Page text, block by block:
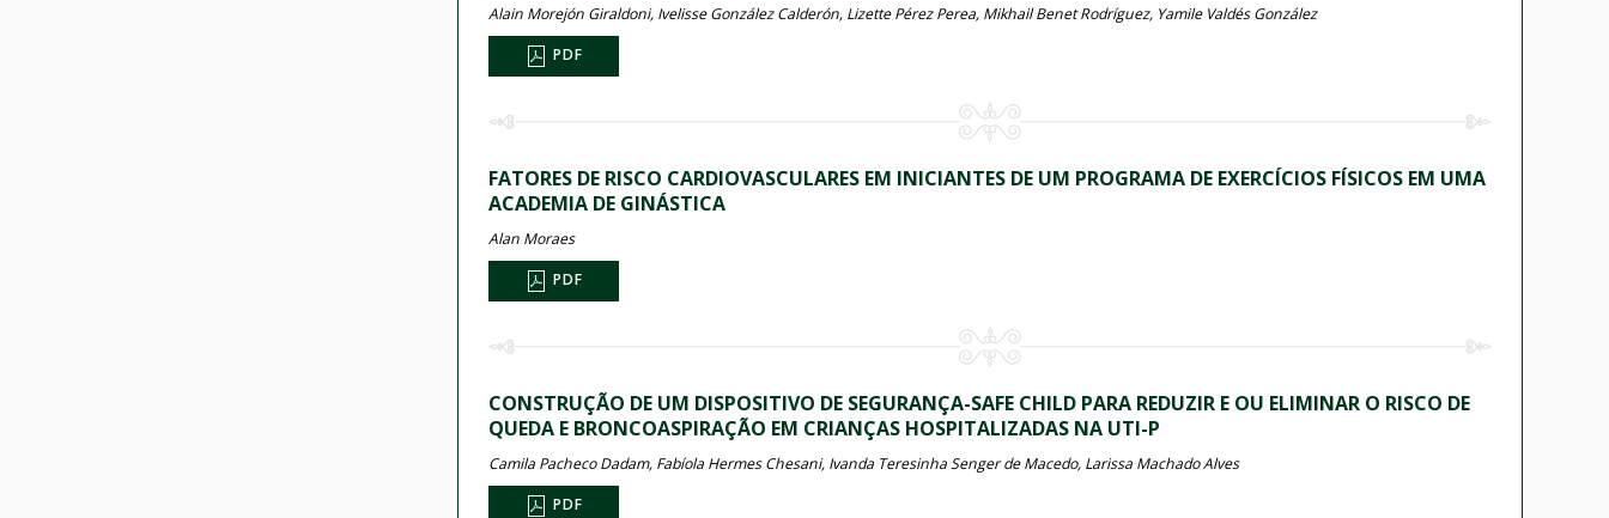
Alain Morejón Giraldoni, Ivelisse González Calderón, Lizette Pérez Perea, Mikhail Benet Rodríguez, Yamile Valdés González
PDF
FATORES DE RISCO CARDIOVASCULARES EM INICIANTES DE UM PROGRAMA DE EXERCÍCIOS FÍSICOS EM UMA
ACADEMIA DE GINÁSTICA
Alan Moraes
PDF
CONSTRUÇÃO DE UM DISPOSITIVO DE SEGURANÇA-SAFE CHILD PARA REDUZIR E OU ELIMINAR O RISCO DE
QUEDA E BRONCOASPIRAÇÃO EM CRIANÇAS HOSPITALIZADAS NA UTI-P
Camila Pacheco Dadam, Fabíola Hermes Chesani, Ivanda Teresinha Senger de Macedo, Larissa Machado Alves
PDF